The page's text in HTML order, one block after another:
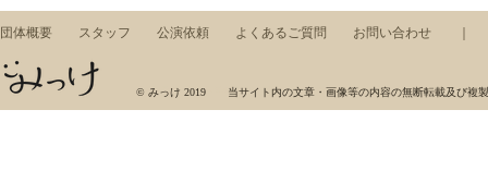
団体概要 スタッフ 公演依頼 よくあるご質問 お問い合わせ
みっけ，ワークショップ，東京藝術大学，芸術集団，展示，コンサート，アート，音楽，美術
© みっけ 2019 当サイト内の文章・画像等の内容の無断転載及び複